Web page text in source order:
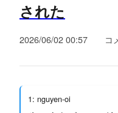
された
2026/06/02 00:57 コ
1: nguyen-oi